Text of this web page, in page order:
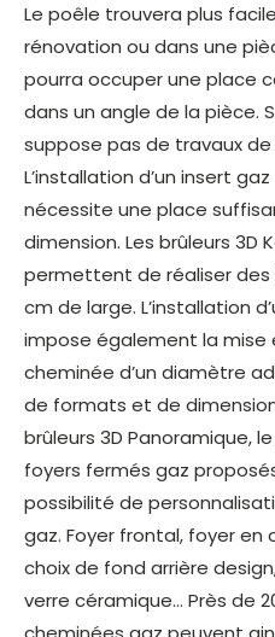
Le poêle trouvera plus
rénovation ou dans une
pourra occuper une place
dans un angle de la pièce.
suppose pas de travaux
L’installation d’un insert
nécessite une place
dimension. Les brûleurs 3D
permettent de réaliser des
cm de large. L’installation
impose également la mise
cheminée d’un diamètre
de formats et de
brûleurs 3D Panoramique,
foyers fermés gaz
possibilité de
gaz. Foyer frontal, foyer
choix de fond arrière
verre céramique… Près de